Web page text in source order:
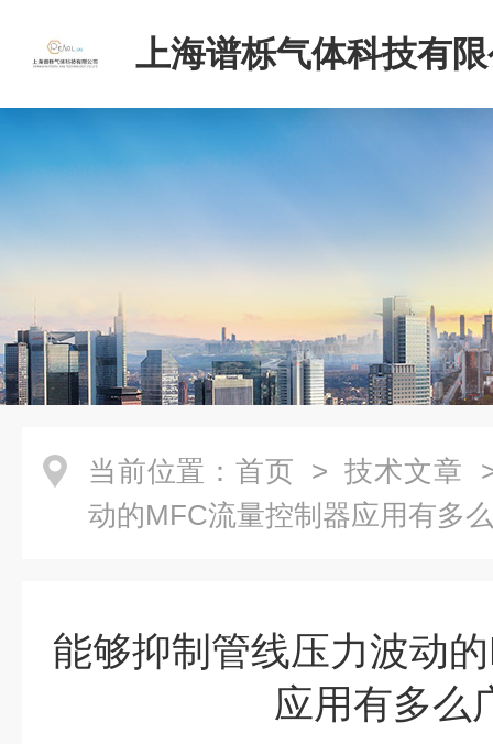
上海谱栎气体科技有
当前位置： 首页 > 技术文章
动的MFC流量控制器应用有多
能够抑制管线压力波动
应用有多么